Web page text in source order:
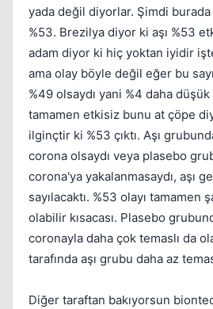
yada değil diyorlar. Şimdi
%53. Brezilya diyor ki aşı %53
adam diyor ki hiç yoktan iyidir
ama olay böyle değil eğer bu
%49 olsaydı yani %4 daha düşük
tamamen etkisiz bunu at çöpe
ilginçtir ki %53 çıktı. Aşı
corona olsaydı veya plasebo
corona'ya yakalanmasaydı, aşı
sayılacaktı. %53 olayı tamamen
olabilir kısacası. Plasebo
coronayla daha çok temaslı da
tarafında aşı grubu daha az
Diğer taraftan bakıyorsun